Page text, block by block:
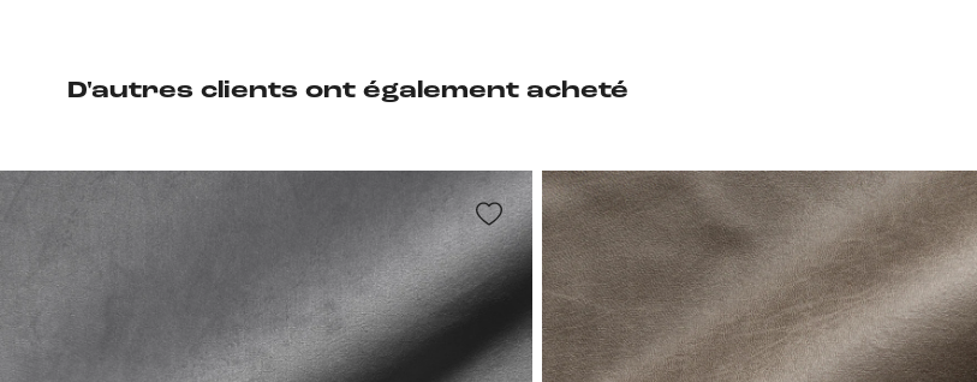
D'autres clients ont également acheté